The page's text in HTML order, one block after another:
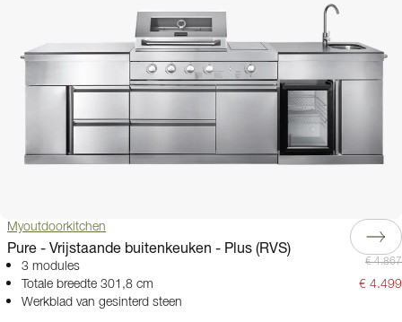
Myoutdoorkitchen
Pure - Vrijstaande buitenkeuken - Plus (RVS)
3 modules
Totale breedte 301,8 cm
Werkblad van gesinterd steen
€ 4.867
€ 4.499